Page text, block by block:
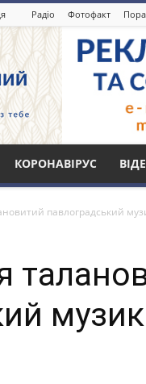
Радіо Фотофакт
КОРОНАВІРУС
павлоградський